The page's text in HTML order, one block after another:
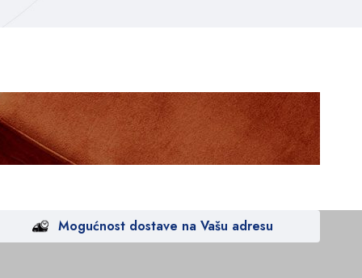
Mogućnost dostave na Vašu adresu